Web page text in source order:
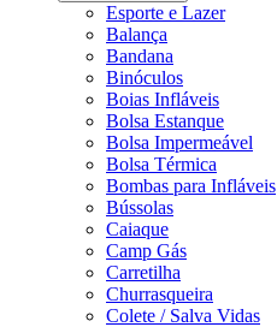
Esporte e Lazer
Balança
Bandana
Binóculos
Boias Infláveis
Bolsa Estanque
Bolsa Impermeável
Bolsa Térmica
Bombas para Infláveis
Bússolas
Caiaque
Camp Gás
Carretilha
Churrasqueira
Colete / Salva Vidas